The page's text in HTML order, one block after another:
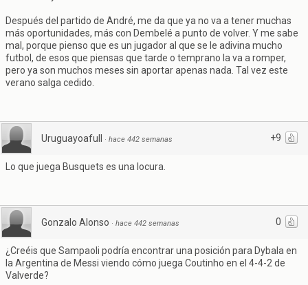
Después del partido de André, me da que ya no va a tener muchas
más oportunidades, más con Dembelé a punto de volver. Y me sabe
mal, porque pienso que es un jugador al que se le adivina mucho
futbol, de esos que piensas que tarde o temprano la va a romper,
pero ya son muchos meses sin aportar apenas nada. Tal vez este
verano salga cedido.
+9
Uruguayoafull · hace 442 semanas
Lo que juega Busquets es una locura.
0
Gonzalo Alonso · hace 442 semanas
¿Creéis que Sampaoli podría encontrar una posición para Dybala en
la Argentina de Messi viendo cómo juega Coutinho en el 4-4-2 de
Valverde?